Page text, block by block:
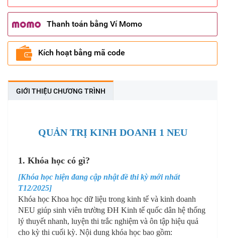
Thanh toán bằng Ví Momo
Kích hoạt bằng mã code
GIỚI THIỆU CHƯƠNG TRÌNH
QUẢN TRỊ KINH DOANH 1 NEU
1. Khóa học có gì?
[Khóa học hiện đang cập nhật đề thi kỳ mới nhất
T12/2025]
Khóa học Khoa học dữ liệu trong kinh tế và kinh doanh
NEU giúp sinh viên trường ĐH Kinh tế quốc dân hệ thống
lý thuyết nhanh, luyện thi trắc nghiệm và ôn tập hiệu quả
cho kỳ thi cuối kỳ. Nội dung khóa học bao gồm: